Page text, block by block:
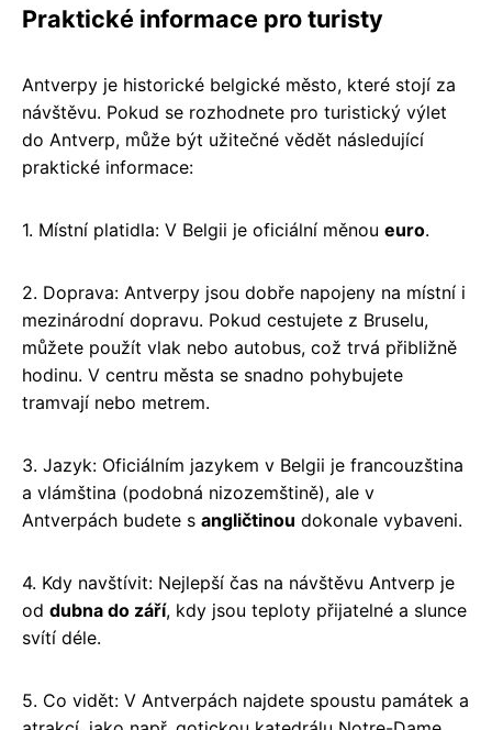
Praktické informace pro turisty
Antverpy je historické belgické město, které stojí za
návštěvu. Pokud se rozhodnete pro turistický výlet
do Antverp, může být užitečné vědět následující
praktické informace:
1. Místní platidla: V Belgii je oficiální měnou euro.
2. Doprava: Antverpy jsou dobře napojeny na místní i
mezinárodní dopravu. Pokud cestujete z Bruselu,
můžete použít vlak nebo autobus, což trvá přibližně
hodinu. V centru města se snadno pohybujete
tramvají nebo metrem.
3. Jazyk: Oficiálním jazykem v Belgii je francouzština
a vlámština (podobná nizozemštině), ale v
Antverpách budete s angličtinou dokonale vybaveni.
4. Kdy navštívit: Nejlepší čas na návštěvu Antverp je
od dubna do září, kdy jsou teploty přijatelné a slunce
svítí déle.
5. Co vidět: V Antverpách najdete spoustu památek a